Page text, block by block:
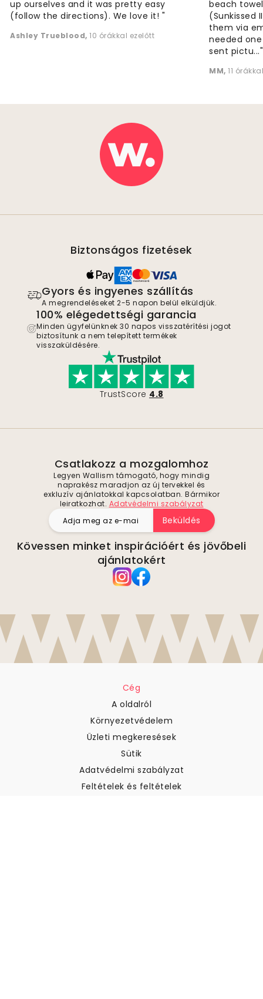
up ourselves and it was pretty easy
(follow the directions). We love it! "
Ashley Trueblood, 10 órákkal ezelőtt
beach
(Sunkissed
them via
needed
sent pictu..."
MM, 11
Biztonságos fizetések
Gyors és ingyenes szállítás
A megrendeléseket 2-5 napon belül elküldjük.
100% elégedettségi garancia
Minden ügyfelünknek 30 napos visszatérítési jogot
biztosítunk a nem telepített termékek
visszaküldésére.
TrustScore 4.8
Csatlakozz a mozgalomhoz
Legyen Wallism támogató, hogy mindig
naprakész maradjon az új tervekkel és
exkluzív ajánlatokkal kapcsolatban. Bármikor
leiratkozhat. Adatvédelmi szabályzat
Beküldés
Kövessen minket inspirációért és jövőbeli
ajánlatokért
Cég
A oldalról
Környezetvédelem
Üzleti megkeresések
Sütik
Adatvédelmi szabályzat
Feltételek és feltételek